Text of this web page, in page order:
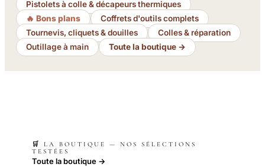
Pistolets à colle & décapeurs thermiques
🔥 Bons plans
Coffrets d'outils complets
Tournevis, cliquets & douilles
Colles & réparation
Outillage à main
Toute la boutique →
🛒 LA BOUTIQUE — NOS SÉLECTIONS
TESTÉES
Toute la boutique →